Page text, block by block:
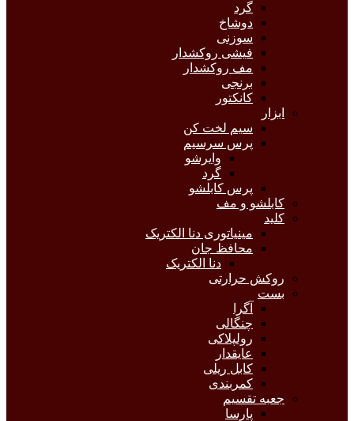
گرد
دوشاخ
سوزنی
فیشی روکشدار
مف روکشدار
برنجی
کانکتور
ابزار
سیم لخت کن
پرس سرسیم
وایرشو
گرد
پرس کابلشو
کابلشو و مف
کلید
مینیاتوری دنا الکتریک
محافظ جان
دنا الکتریک
روکش حرارتی
بست
آگرا
چنگالی
رولپلاکی
عایقدار
کابل ریلی
کمربندی
جعبه تقسیم
پارسا